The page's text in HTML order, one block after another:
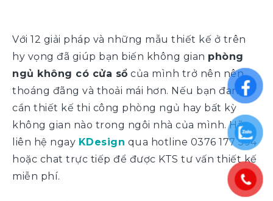
Với 12 giải pháp và những mẫu thiết kế ở trên
hy vọng đã giúp bạn biến không gian phòng
ngủ không có cửa sổ của mình trở nên nên
thoáng đãng và thoải mái hơn. Nếu bạn đang
cần thiết kế thi công phòng ngủ hay bất kỳ
không gian nào trong ngôi nhà của mình. Hãy
liên hệ ngay KDesign qua hotline 0376 177 594
hoặc chat trực tiếp để được KTS tư vấn thiết kế
miễn phí.